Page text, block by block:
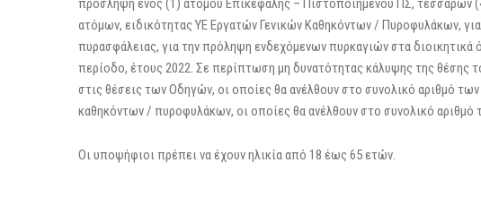
πρόσληψη ενός (1) ατόμου Επικεφαλής – Πιστοποιημένου ΠΣ, τεσσάρων
ατόμων, ειδικότητας ΥΕ Εργατών Γενικών Καθηκόντων / Πυροφυλάκων,
πυρασφάλειας, για την πρόληψη ενδεχόμενων πυρκαγιών στα διοικητικά
περίοδο, έτους 2022. Σε περίπτωση μη δυνατότητας κάλυψης της θέσης
στις θέσεις των Οδηγών, οι οποίες θα ανέλθουν στο συνολικό αριθμό
καθηκόντων / πυροφυλάκων, οι οποίες θα ανέλθουν στο συνολικό αριθμό
Οι υποψήφιοι πρέπει να έχουν ηλικία από 18 έως 65 ετών.